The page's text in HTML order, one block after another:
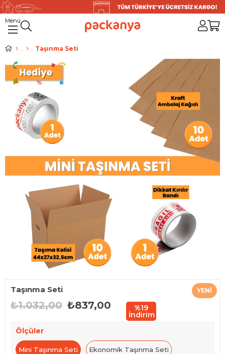
Taşınma Seti
Taşınma Seti
%19
İndirim
₺1.032,00 ₺837,00
Ölçüler
Mini Taşınma Seti Ekonomik Taşınma Seti
YENI